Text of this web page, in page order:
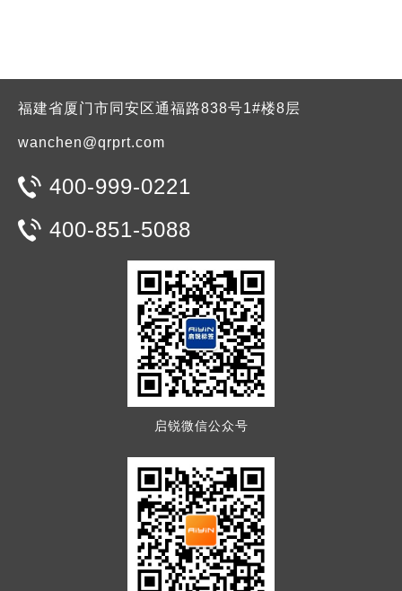
福建省厦门市同安区通福路838号1#楼8层
wanchen@qrprt.com
400-999-0221
400-851-5088
启锐微信公众号